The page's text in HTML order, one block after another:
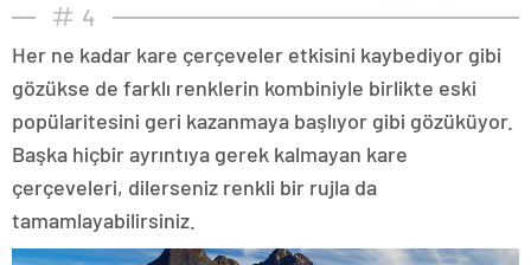
4
Her ne kadar kare çerçeveler etkisini kaybediyor gibi
gözükse de farklı renklerin kombiniyle birlikte eski
popülaritesini geri kazanmaya başlıyor gibi gözüküyor.
Başka hiçbir ayrıntıya gerek kalmayan kare
çerçeveleri, dilerseniz renkli bir rujla da
tamamlayabilirsiniz.